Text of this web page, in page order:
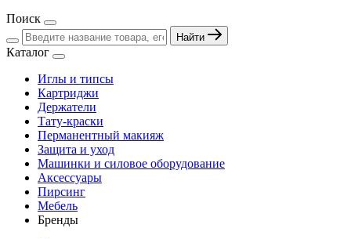
Поиск
Найти
Каталог
Иглы и типсы
Картриджи
Держатели
Тату-краски
Перманентный макияж
Защита и уход
Машинки и силовое оборудование
Аксессуары
Пирсинг
Мебель
Бренды